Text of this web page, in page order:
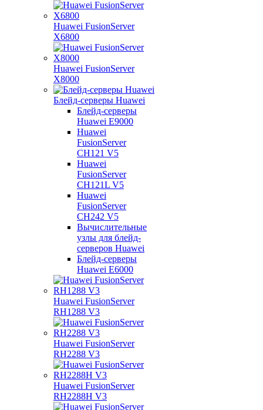
Huawei FusionServer
X6800
Huawei FusionServer
X8000
Блейд-серверы Huawei
Блейд-серверы
Huawei E9000
Huawei
FusionServer
CH121 V5
Huawei
FusionServer
CH121L V5
Huawei
FusionServer
CH242 V5
Вычислительные
узлы для блейд-
серверов Huawei
Блейд-серверы
Huawei E6000
Huawei FusionServer
RH1288 V3
Huawei FusionServer
RH2288 V3
Huawei FusionServer
RH2288H V3